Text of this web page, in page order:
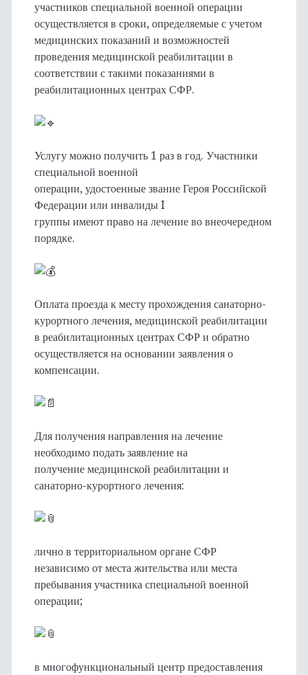
участников специальной военной операции
осуществляется в сроки, определяемые с учетом
медицинских показаний и возможностей
проведения медицинской реабилитации в
соответствии с такими показаниями в
реабилитационных центрах СФР.
Услугу можно получить 1 раз в год. Участники
специальной военной
операции, удостоенные звание Героя Российской
Федерации или инвалиды I
группы имеют право на лечение во внеочередном
порядке.
Оплата проезда к месту прохождения санаторно-
курортного лечения, медицинской реабилитации
в реабилитационных центрах СФР и обратно
осуществляется на основании заявления о
компенсации.
Для получения направления на лечение
необходимо подать заявление на
получение медицинской реабилитации и
санаторно-курортного лечения:
лично в территориальном органе СФР
независимо от места жительства или места
пребывания участника специальной военной
операции;
в многофункциональный центр предоставления